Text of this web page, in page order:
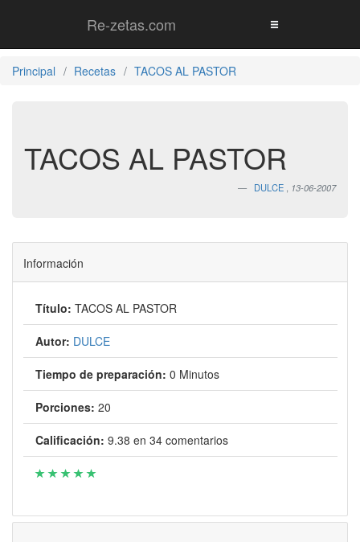
Re-zetas.com
Principal Recetas TACOS AL PASTOR
TACOS AL PASTOR
DULCE 13-06-2007
Información
Título: TACOS AL PASTOR
Autor: DULCE
Tiempo de preparación: 0 Minutos
Porciones: 20
Calificación: 9.38 en 34comentarios